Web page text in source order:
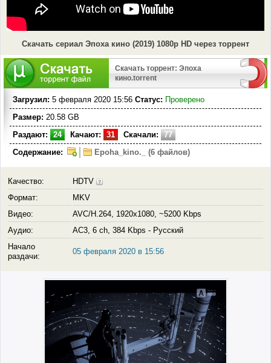
Скачать сериал Эпоха кино (2019) 1080p HD через торрент
Скачать торрент: Эпоха
кино.torrent
Загрузил: 5 февраля 2020 15:56 Статус: Проверено
Размер: 20.58 GB
Раздают:
24 Качают: 31 Скачали:
77
Содержание:
Epoha_kino._ (6 файлов)
Качество:
HDTV
Формат:
MKV
Видео:
AVC/H.264, 1920x1080, ~5200 Kbps
Аудио:
AC3, 6 ch, 384 Kbps - Русский
Начало
раздачи:
05 февраля 2020 в 15:56